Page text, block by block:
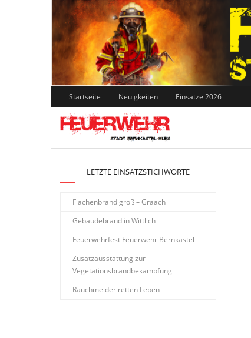
Skip
to
content
Startseite Neuigkeiten Einsätze 2026
LETZTE EINSATZSTICHWORTE
Flächenbrand groß – Graach
Gebäudebrand in Wittlich
Feuerwehrfest Feuerwehr Bernkastel
Zusatzausstattung zur
Vegetationsbrandbekämpfung
Rauchmelder retten Leben